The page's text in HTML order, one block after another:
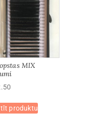
MIX
produktuproduct